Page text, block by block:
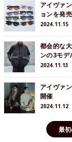
アイヴァ
ョンを発売
2024.11.15
都会的な
ンの3モデ
2024.11.13
アイヴァ
開催
2024.11.12
最